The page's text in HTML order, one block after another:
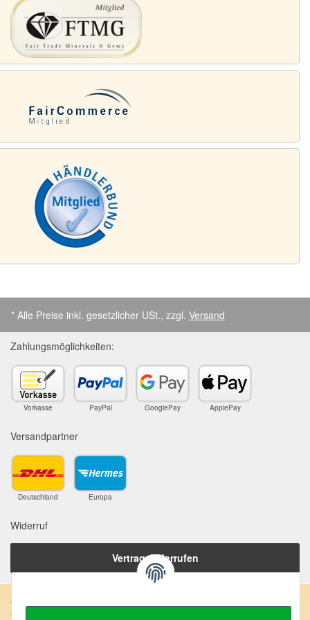
* Alle Preise inkl. gesetzlicher USt., zzgl. Versand
Zahlungsmöglichkeiten:
Vorkasse PayPal GooglePay ApplePay
Versandpartner
Deutschland Europa
Widerruf
Vertrag widerrufen
Anschrift: